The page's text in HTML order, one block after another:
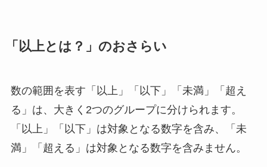
「以上とは？」のおさらい
数の範囲を表す「以上」「以下」「未満」「超え
る」は、大きく2つのグループに分けられます。
「以上」「以下」は対象となる数字を含み、「未
満」「超える」は対象となる数字を含みません。